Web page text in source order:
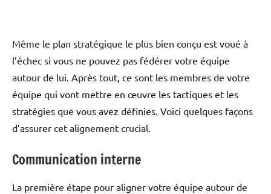
Même le plan stratégique le plus bien conçu est voué à
l’échec si vous ne pouvez pas fédérer votre équipe
autour de lui. Après tout, ce sont les membres de votre
équipe qui vont mettre en œuvre les tactiques et les
stratégies que vous avez définies. Voici quelques façons
d’assurer cet alignement crucial.
Communication interne
La première étape pour aligner votre équipe autour de